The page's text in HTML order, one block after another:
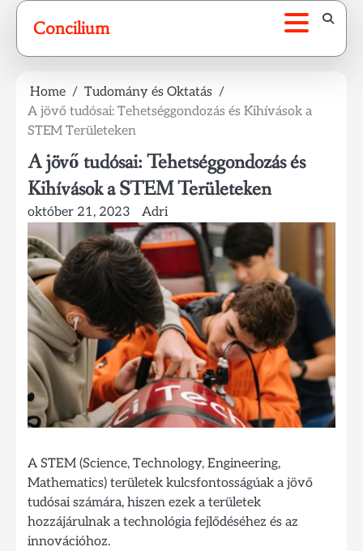
Skip
content
Concilium
Home
Tudomány és Oktatás
A jövő tudósai: Tehetséggondozás és Kihívások a
STEM Területeken
A jövő tudósai: Tehetséggondozás és
Kihívások a STEM Területeken
október 21, 2023 Adri
A STEM (Science, Technology, Engineering,
Mathematics) területek kulcsfontosságúak a jövő
tudósai számára, hiszen ezek a területek
hozzájárulnak a technológia fejlődéséhez és az
innovációhoz.